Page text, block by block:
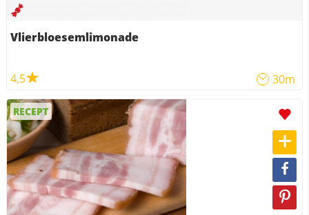
Vlierbloesemlimonade
4,5 30m
RECEPT